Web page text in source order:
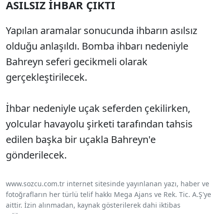
ASILSIZ İHBAR ÇIKTI
Yapılan aramalar sonucunda ihbarın asılsız
olduğu anlaşıldı. Bomba ihbarı nedeniyle
Bahreyn seferi gecikmeli olarak
gerçekleştirilecek.
İhbar nedeniyle uçak seferden çekilirken,
yolcular havayolu şirketi tarafından tahsis
edilen başka bir uçakla Bahreyn'e
gönderilecek.
www.sozcu.com.tr internet sitesinde yayınlanan yazı, haber ve
fotoğrafların her türlü telif hakkı Mega Ajans ve Rek. Tic. A.Ş'ye
aittir. İzin alınmadan, kaynak gösterilerek dahi iktibas